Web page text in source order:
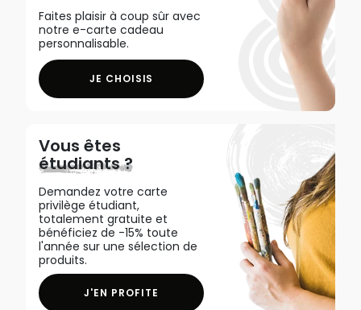
Faites plaisir à coup sûr avec
notre e-carte cadeau
personnalisable.
JE CHOISIS
Vous êtes
étudiants ?
Demandez votre carte
privilège étudiant,
totalement gratuite et
bénéficiez de -15% toute
l'année sur une sélection de
produits.
J'EN PROFITE